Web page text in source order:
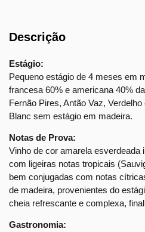
Descrição
Estágio:
Pequeno estágio de 4 meses em
francesa 60% e americana 40%
Fernão Pires, Antão Vaz,
Blanc sem estágio em madeira.
Notas de Prova:
Vinho de cor amarela esverdeada
com ligeiras notas tropicais
bem conjugadas com notas
de madeira, provenientes do
cheia refrescante e complexa,
Gastronomia: